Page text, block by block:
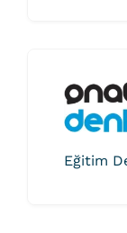
Eğitim